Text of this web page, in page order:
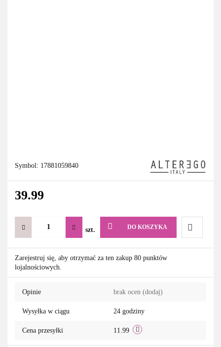
Symbol: 17881059840
39.99
szt. DO KOSZYKA
Do
Zarejestruj się, aby otrzymać za ten zakup 80 punktów
lojalnościowych.
Opinie brak ocen (dodaj)
Wysyłka w ciągu 24 godziny
Cena przesyłki 11.99